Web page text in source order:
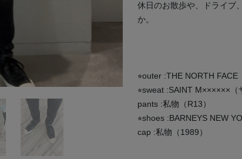
休日のお散歩や、ドライブ
か。
⭐︎outer :THE NORTH FACE
⭐︎sweat :SAINT M××××××（
pants :私物（R13）
⭐︎shoes :BARNEYS NEW
cap :私物（1989）